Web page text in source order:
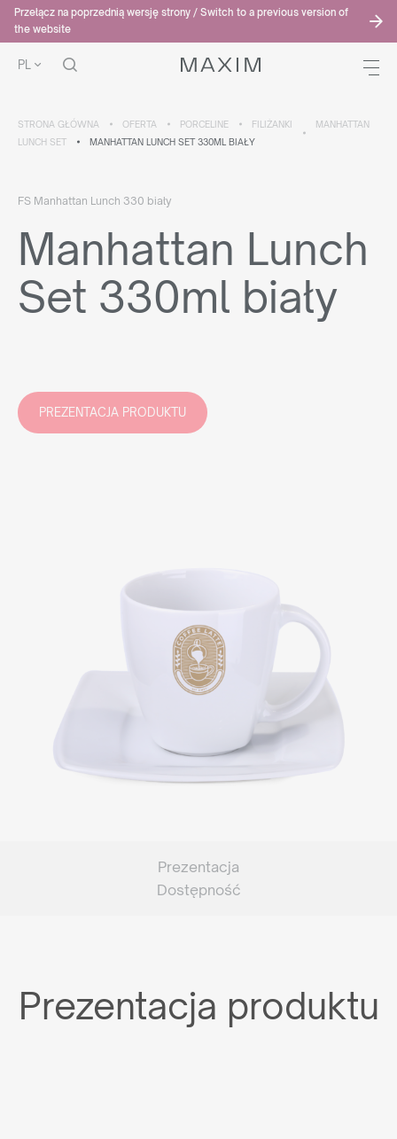
Przełącz na poprzednią wersję strony / Switch to a previous version of
the website
PL
STRONA GŁÓWNA OFERTA PORCELINE FILIŻANKI
MANHATTAN
LUNCH SET
MANHATTAN LUNCH SET 330ML BIAŁY
FS Manhattan Lunch 330 biały
Manhattan Lunch
Set 330ml biały
PREZENTACJA PRODUKTU
Prezentacja
Dostępność
Prezentacja produktu